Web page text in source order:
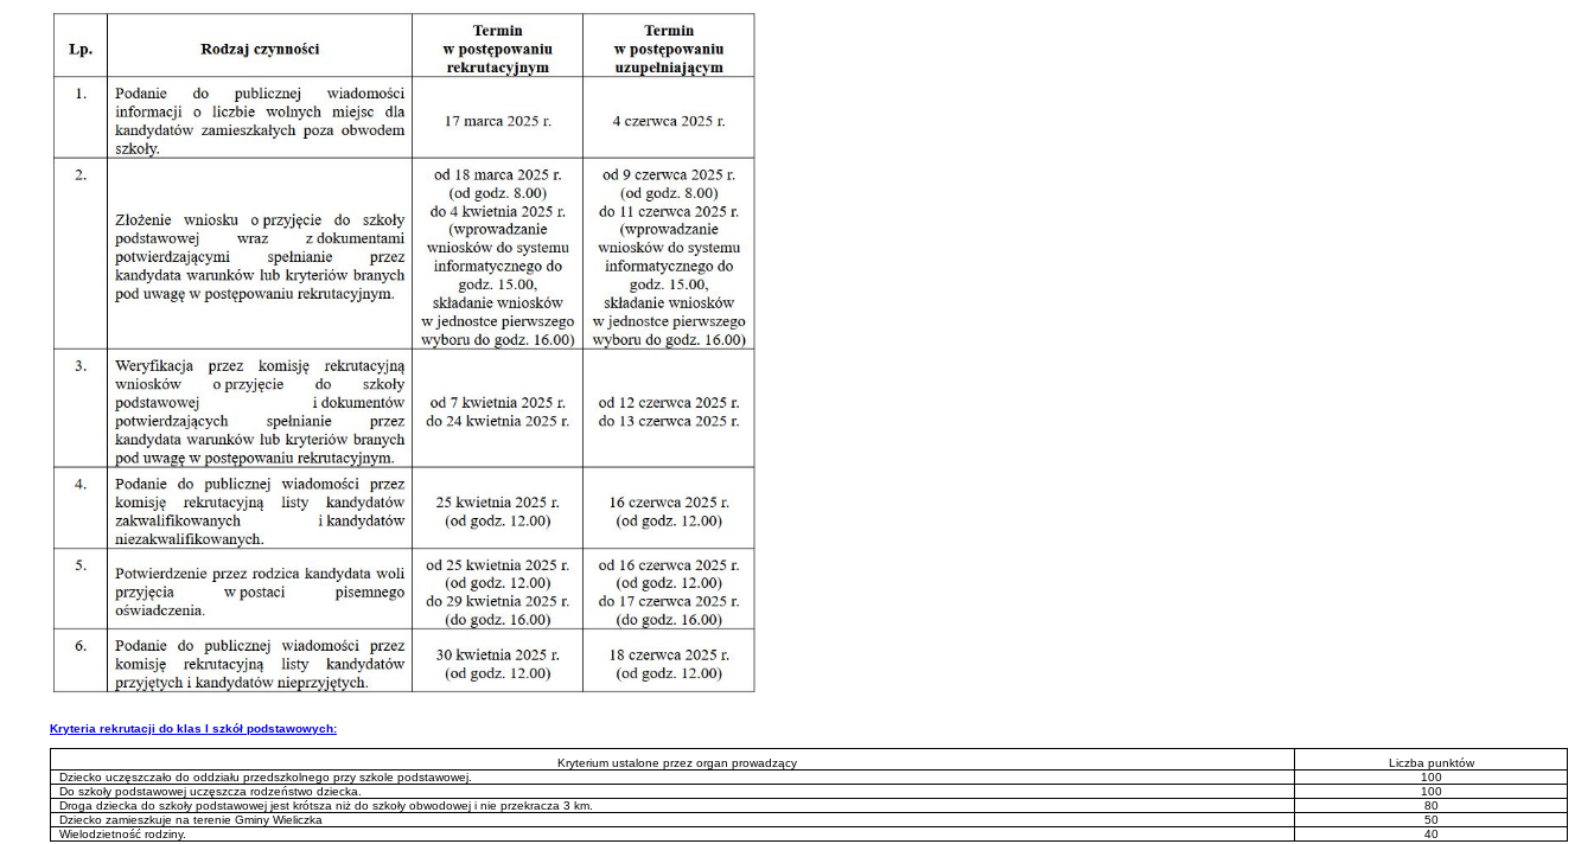
Kryteria rekrutacji do klas I szkół podstawowych:
Kryterium ustalone przez organ prowadzący
Liczba punktów
Dziecko uczęszczało do oddziału przedszkolnego przy szkole podstawowej.
100
Do szkoły podstawowej uczęszcza rodzeństwo dziecka.
100
Droga dziecka do szkoły podstawowej jest krótsza niż do szkoły obwodowej i nie przekracza 3 km.
80
Dziecko zamieszkuje na terenie Gminy Wieliczka
50
Wielodzietność rodziny.
40